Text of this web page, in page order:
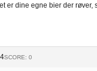
er dine egne bier der røver,
SCORE: 0